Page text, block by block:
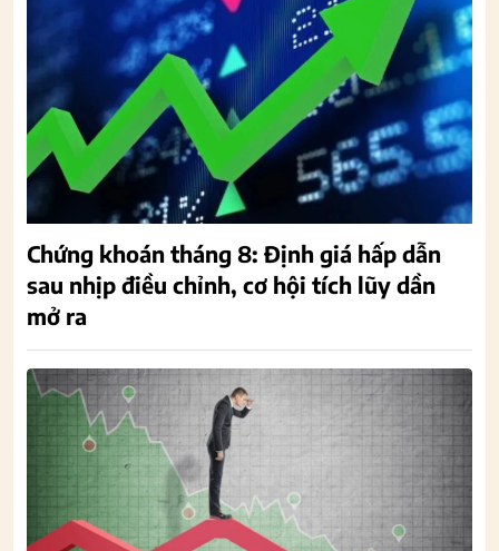
Chứng khoán tháng 8: Định giá hấp dẫn
sau nhịp điều chỉnh, cơ hội tích lũy dần
mở ra